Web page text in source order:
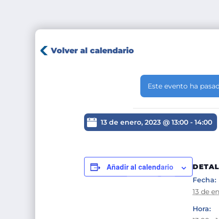
Volver al calendario
Este evento ha
13 de enero, 2023 @ 13:00 - 14:00
Añadir al calendario
Fecha:
13 de
Hora: